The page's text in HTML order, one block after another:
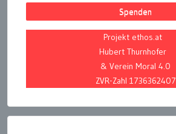
Spenden
Projekt ethos.at
Hubert Thurnhofer
& Verein Moral 4.0
ZVR-Zahl 1736362407